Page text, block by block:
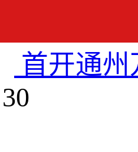
首开通
30